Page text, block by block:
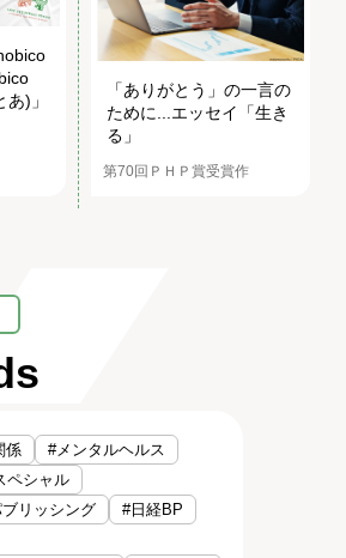
)」
「ありがとう」の一言の
ために...エッセイ「生き
る」
第70回ＰＨＰ賞受賞作
係
#メンタルヘルス
ペシャル
リッシング
#日経BP